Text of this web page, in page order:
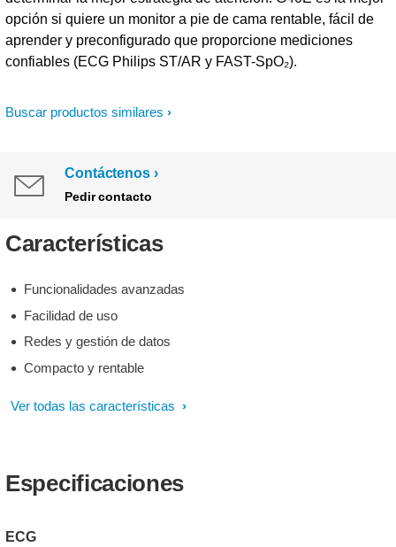
Buscar productos similares
opción si quiere un monitor a pie de cama rentable, fácil de
aprender y preconfigurado que proporcione mediciones
confiables (ECG Philips ST/AR y FAST-SpO₂).
Contáctenos
Pedir contacto
Características
Funcionalidades avanzadas
Facilidad de uso
Redes y gestión de datos
Compacto y rentable
Ver todas las características
Especificaciones
ECG